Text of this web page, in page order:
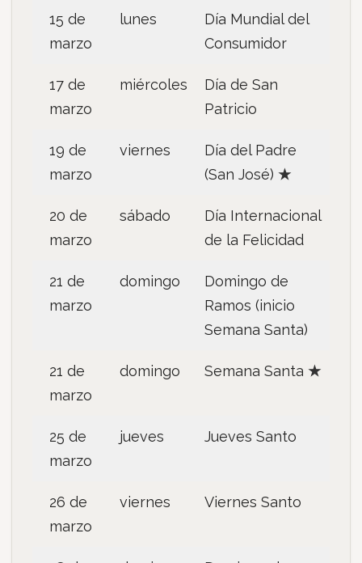
15 de
marzo
lunes
Día Mundial del
Consumidor
17 de
marzo
miércoles
Día de San
Patricio
19 de
marzo
viernes
Día del Padre
(San José) ★
20 de
marzo
sábado
Día Internacional
de la Felicidad
21 de
marzo
domingo
Domingo de
Ramos (inicio
Semana Santa)
21 de
marzo
domingo Semana Santa ★
25 de
marzo
jueves Jueves Santo
26 de
marzo
viernes Viernes Santo